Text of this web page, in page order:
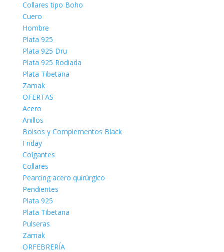
Collares tipo Boho
Cuero
Hombre
Plata 925
Plata 925 Dru
Plata 925 Rodiada
Plata Tibetana
Zamak
OFERTAS
Acero
Anillos
Bolsos y Complementos Black
Friday
Colgantes
Collares
Pearcing acero quirúrgico
Pendientes
Plata 925
Plata Tibetana
Pulseras
Zamak
ORFEBRERÍA